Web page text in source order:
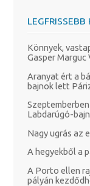
LEGFRISSEBB
Könnyek,
Gasper Marguc
Aranyat ért a
bajnok lett
Labdarúgó-
Nagy ugrás az
A hegyekből a
A Porto ellen
pályán